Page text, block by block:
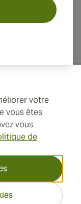
votre
vous êtes
vous
de
4421